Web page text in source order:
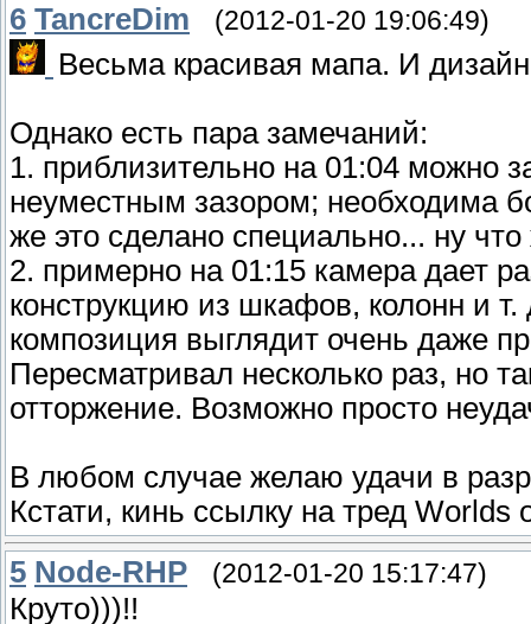
6 TancreDim (2012-01-20 19:06:49)
Весьма красивая мапа. И
Однако есть пара замечаний:
1. приблизительно на 01:04 можно
неуместным зазором; необходима
же это сделано специально... ну
2. примерно на 01:15 камера дает
конструкцию из шкафов, колонн и
композиция выглядит очень даже
Пересматривал несколько раз, но
отторжение. Возможно просто
В любом случае желаю удачи в
Кстати, кинь ссылку на тред
5 Node-RHP (2012-01-20 15:17:47)
Круто)))!!